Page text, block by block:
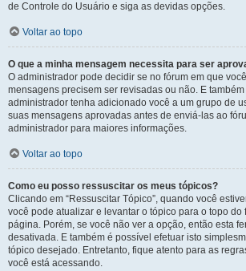
de Controle do Usuário e siga as devidas opções.
Voltar ao topo
O que a minha mensagem necessita para ser
O administrador pode decidir se no fórum em que
mensagens precisem ser revisadas ou não. E
administrador tenha adicionado você a um grupo de
suas mensagens aprovadas antes de enviá-las ao
administrador para maiores informações.
Voltar ao topo
Como eu posso ressuscitar os meus tópicos?
Clicando em “Ressuscitar Tópico”, quando você
você pode atualizar e levantar o tópico para o topo do
página. Porém, se você não ver a opção, então esta
desativada. E também é possível efetuar isto
tópico desejado. Entretanto, fique atento para as
você está acessando.